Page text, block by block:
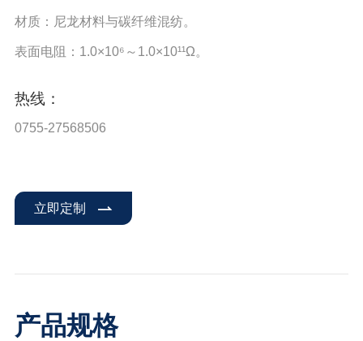
材质：尼龙材料与碳纤维混纺。
表面电阻：1.0×10⁶～1.0×10¹¹Ω。
热线：
0755-27568506
立即定制
产品规格